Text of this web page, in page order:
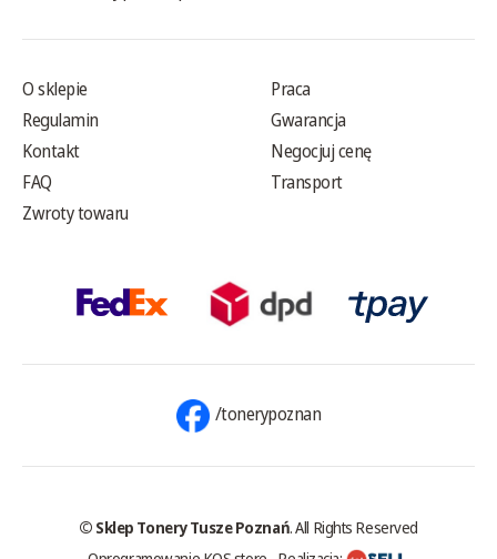
O sklepie
Regulamin
Kontakt
FAQ
Zwroty towaru
Praca
Gwarancja
Negocjuj cenę
Transport
/tonerypoznan
© Sklep Tonery Tusze Poznań. All Rights Reserved